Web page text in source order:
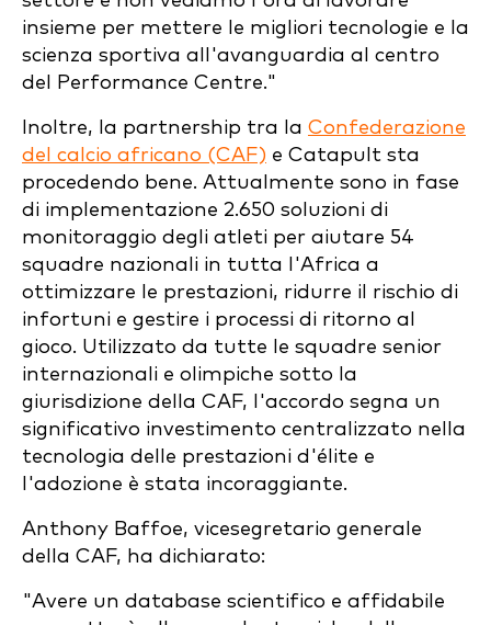
insieme per mettere le migliori tecnologie e la
scienza sportiva all'avanguardia al centro
del Performance Centre."
Inoltre, la partnership tra la Confederazione
del calcio africano (CAF) e Catapult sta
procedendo bene. Attualmente sono in fase
di implementazione 2.650 soluzioni di
monitoraggio degli atleti per aiutare 54
squadre nazionali in tutta l'Africa a
ottimizzare le prestazioni, ridurre il rischio di
infortuni e gestire i processi di ritorno al
gioco. Utilizzato da tutte le squadre senior
internazionali e olimpiche sotto la
giurisdizione della CAF, l'accordo segna un
significativo investimento centralizzato nella
tecnologia delle prestazioni d'élite e
l'adozione è stata incoraggiante.
Anthony Baffoe, vicesegretario generale
della CAF, ha dichiarato:
"Avere un database scientifico e affidabile